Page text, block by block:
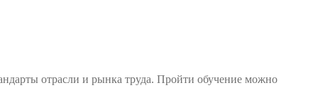
отрасли и рынка труда. Пройти обучение можно